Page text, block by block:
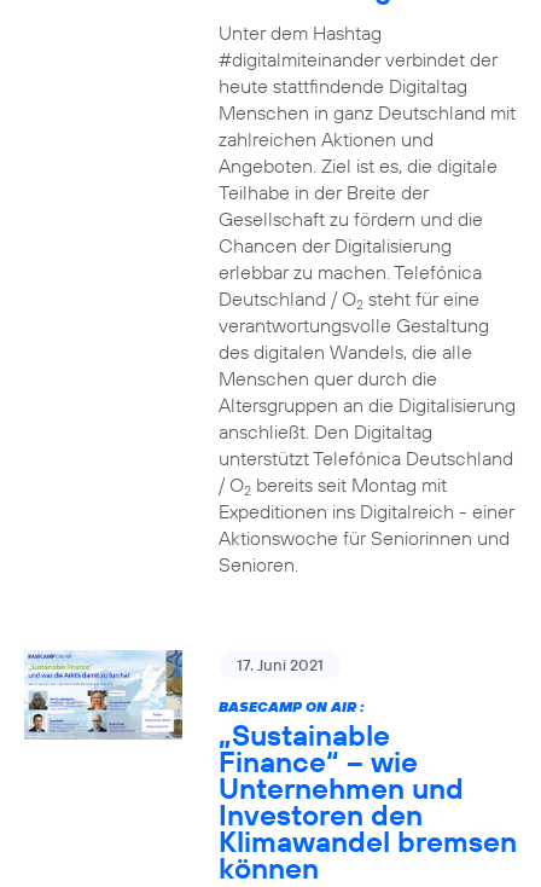
Unter dem Hashtag
#digitalmiteinander verbindet der
heute stattfindende Digitaltag
Menschen in ganz Deutschland mit
zahlreichen Aktionen und
Angeboten. Ziel ist es, die digitale
Teilhabe in der Breite der
Gesellschaft zu fördern und die
Chancen der Digitalisierung
erlebbar zu machen. Telefónica
Deutschland / O2steht für eine
verantwortungsvolle Gestaltung
des digitalen Wandels, die alle
Menschen quer durch die
Altersgruppen an die Digitalisierung
anschließt. Den Digitaltag
unterstützt Telefónica Deutschland
/ O2bereits seit Montag mit
Expeditionen ins Digitalreich - einer
Aktionswoche für Seniorinnen und
Senioren.
17. Juni 2021
BASECAMP ON AIR :
„Sustainable
Finance“ – wie
Unternehmen und
Investoren den
Klimawandel bremsen
können